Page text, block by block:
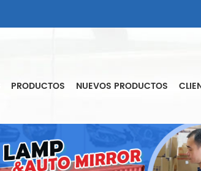
PRODUCTOS NUEVOS PRODUCTOS